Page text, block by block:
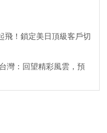
飛！鎖定美日頂級客戶切
灣：回望精彩風雲，預